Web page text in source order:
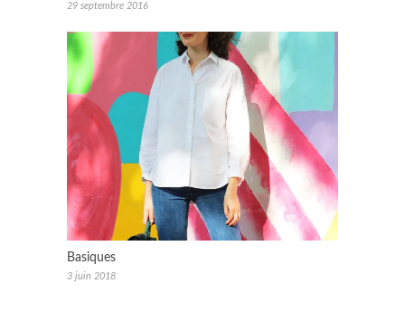
29 septembre 2016
Basiques
3 juin 2018